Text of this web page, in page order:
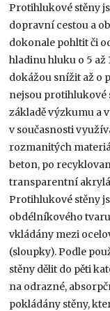
Protihlukové stěny
dopravní cestou a
dokonale pohltit či
hladinu hluku o 5
dokážou snížit až o
nejsou protihlukové
základě výzkumu a
v současnosti
rozmanitých
beton, po
transparentní
Protihlukové stěny
obdélníkového
vkládány mezi
(sloupky). Podle
stěny dělit do pěti
na odrazné,
pokládány stěny,